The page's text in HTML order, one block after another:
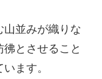
山並みが織りな
とさせること
ます。